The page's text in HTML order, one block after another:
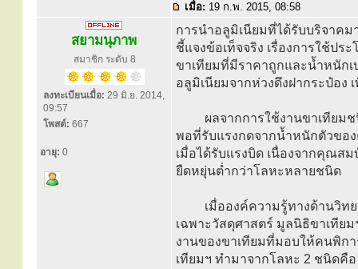
เมื่อ: 19 ก.พ. 2015, 08:58
สยามนุภาพ
สมาชิก ระดับ 8
ลงทะเบียนเมื่อ: 29 มิ.ย. 2014,
09:57
โพสต์: 667
อายุ: 0
การนำอลูมิเนียมที่ได้รับบริจาค
ชี้แจงข้อเท็จจริง เรื่องการใช้ป
ขาเทียมที่มีราคาถูกและน้ำหนัก
อลูมิเนียมจากห่วงดึงฝากระป๋อ
ผลจากการใช้งานขาเทียมชนิ
พอที่รับแรงกดจากน้ำหนักตัวขอ
เมื่อได้รับแรงบิด เนื่องจากคุณส
ยืดหยุ่นต่ำกว่าโลหะหลายชนิด
เมื่อองค์ความรู้ทางด้านวิทยา
เฉพาะวัสดุศาสตร์ มูลนิธิขาเทีย
งานของขาเทียมที่มอบให้คนพิก
เทียมฯ ทำมาจากโลหะ 2 ชนิดคื